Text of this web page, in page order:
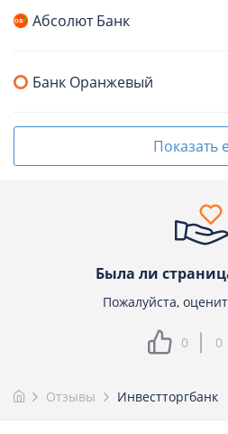
Абсолют Банк
Банк Оранжевый
Показать
Была ли
Пожалуйста,
0 0
Отзывы Инвестторгбанк